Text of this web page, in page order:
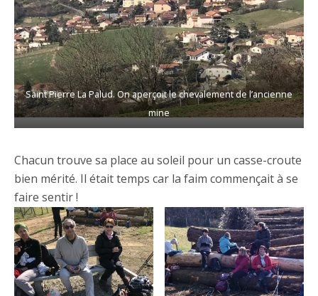
Saint Pierre La Palud. On aperçoit le chevalement de l’ancienne
mine
Chacun trouve sa place au soleil pour un casse-croute
bien mérité. Il était temps car la faim commençait à se
faire sentir !